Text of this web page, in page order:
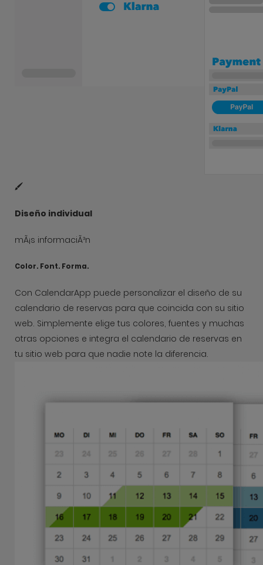
Diseño individual
mÃ¡s informaciÃ³n
Color. Font. Forma.
Con CalendarApp puede personalizar el diseño de su
calendario de reservas para que coincida con su sitio
web. Simplemente elige tus colores, fuentes y muchas
otras opciones e integra el calendario de reservas en
tu sitio web para que nadie note la diferencia.